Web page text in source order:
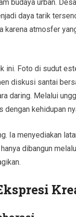
budaya urban.
daya tarik
karena atmosfer
ini. Foto di sudut
diskusi santai
daring. Melalui
kehidupan
Ia menyediakan
dibangun